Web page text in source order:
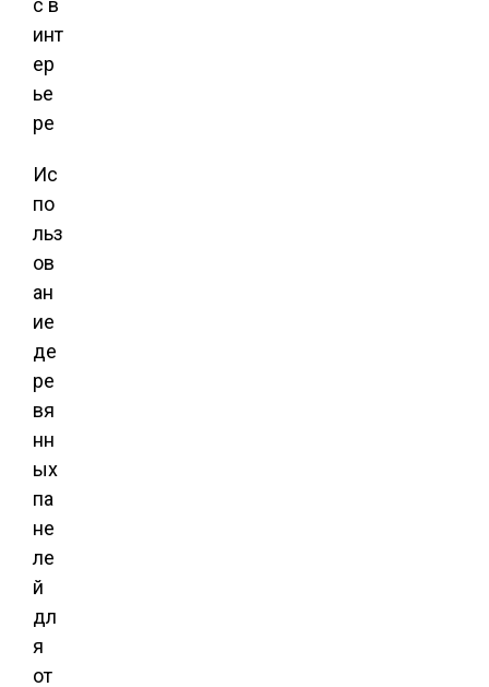
Ис
по
льз
ов
ан
ие
де
ре
вя
нн
ых
па
не
ле
й
дл
я
от